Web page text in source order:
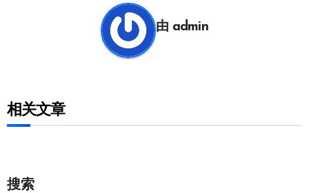
由 admin
相关文章
搜索